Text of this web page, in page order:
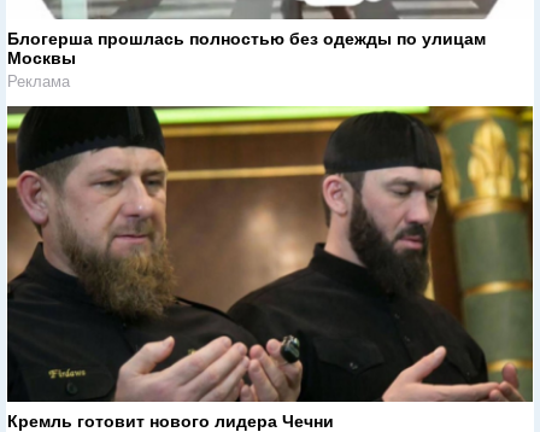
Блогерша прошлась полностью без одежды по улицам
Москвы
Реклама
Кремль готовит нового лидера Чечни